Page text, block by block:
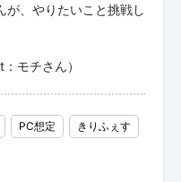
が、やりたいこと挑戦し
モチさん）
PC想定 きりふぇす